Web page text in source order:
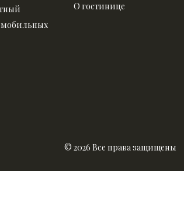
О гостинице
© 2026 Все права защищены